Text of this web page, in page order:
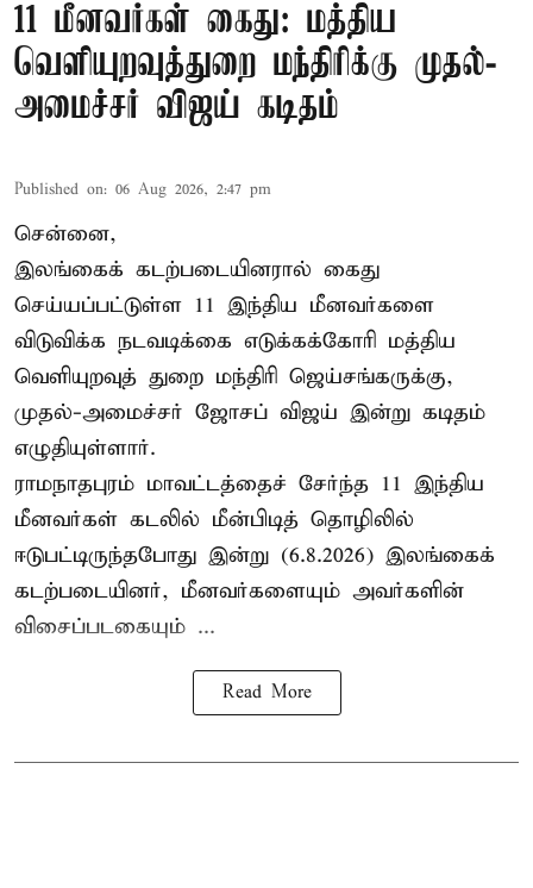
11 மீனவர்கள் கைது: மத்திய
வெளியுறவுத்துறை மந்திரிக்கு முதல்-
அமைச்சர் விஜய் கடிதம்
Published on: 06 Aug 2026, 2:47 pm
சென்னை,
இலங்கைக் கடற்படையினரால் கைது
செய்யப்பட்டுள்ள 11 இந்திய மீனவர்களை
விடுவிக்க நடவடிக்கை எடுக்கக்கோரி மத்திய
வெளியுறவுத் துறை மந்திரி ஜெய்சங்கருக்கு,
முதல்-அமைச்சர் ஜோசப் விஜய் இன்று கடிதம்
எழுதியுள்ளார்.
ராமநாதபுரம் மாவட்டத்தைச் சேர்ந்த 11 இந்திய
மீனவர்கள் கடலில் மீன்பிடித் தொழிலில்
ஈடுபட்டிருந்தபோது இன்று (6.8.2026) இலங்கைக்
கடற்படையினர், மீனவர்களையும் அவர்களின்
விசைப்படகையும் ...
Read More